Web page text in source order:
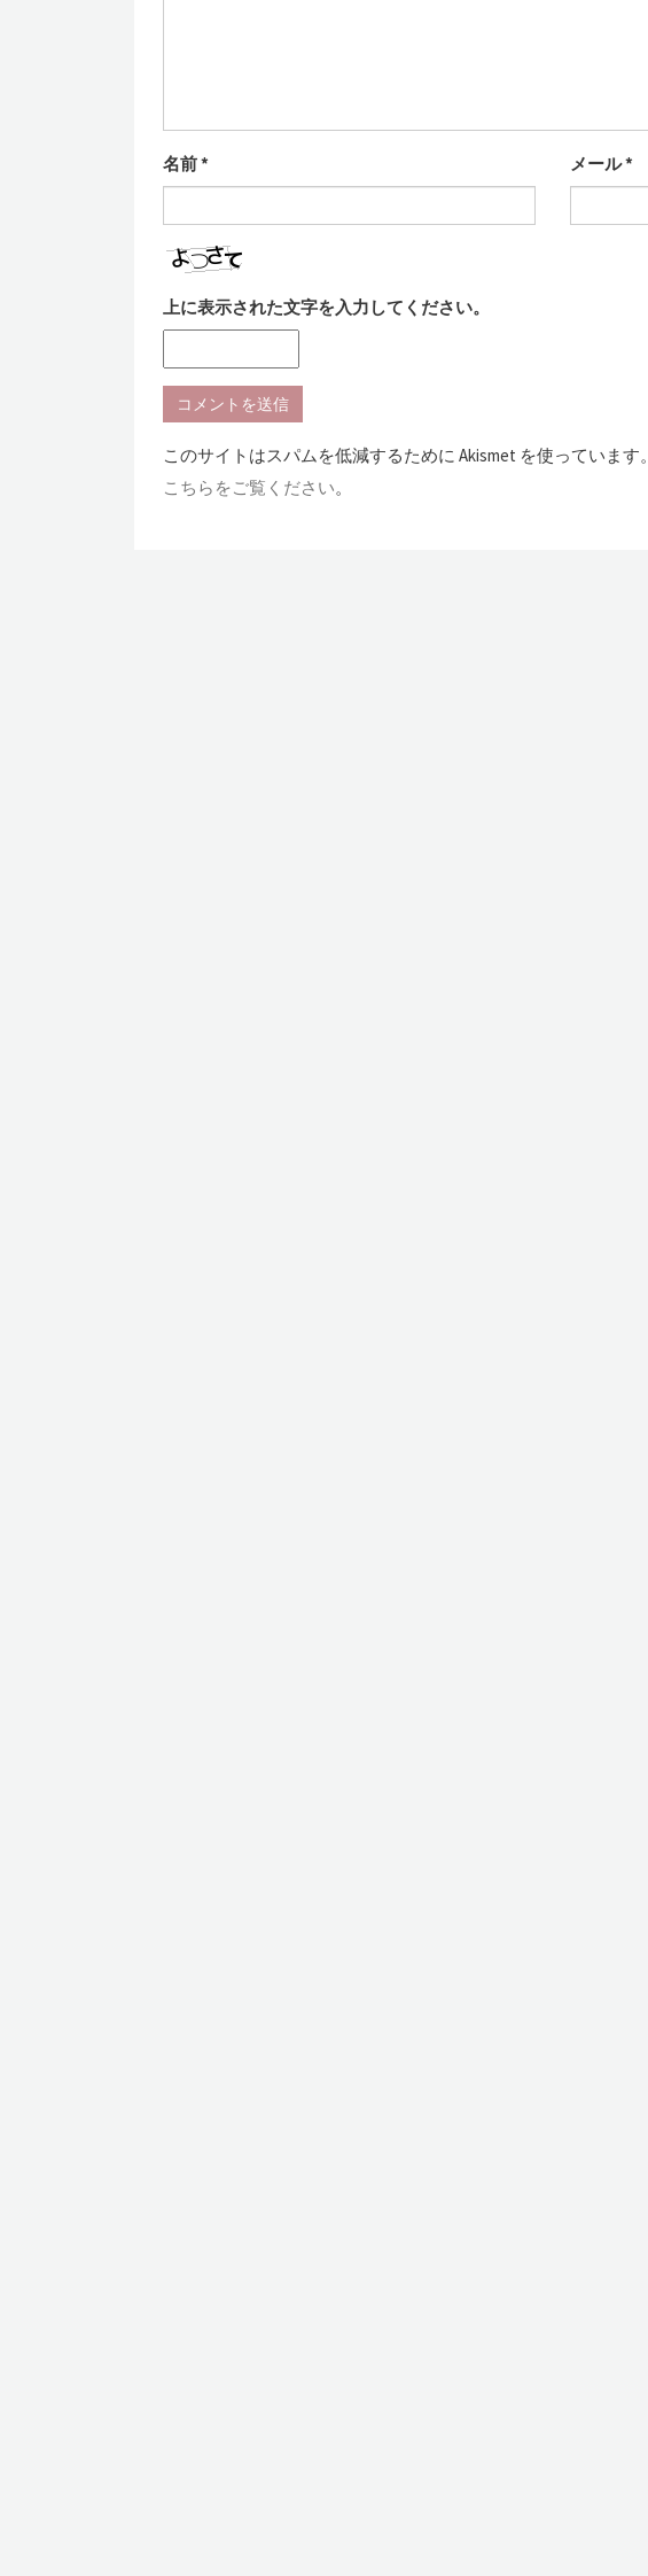
名前* メール*
上に表示された文字を入力してください。
このサイトはスパムを低減するために Akismet を使っています。
こちらをご覧ください。